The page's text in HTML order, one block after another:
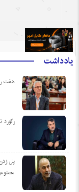
یادداشت
هفت
پل
.